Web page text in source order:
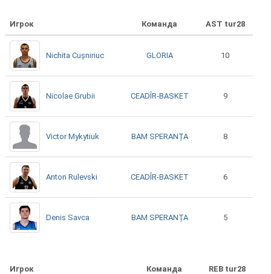
Игрок Команда AST tur28
Nichita Cușniriuc GLORIA 10
Nicolae Grubii CEADÎR-BASKET 9
Victor Mykytiuk BAM SPERANȚA 8
Anton Rulevski CEADÎR-BASKET 6
Denis Savca BAM SPERANȚA 5
Игрок Команда REB tur28